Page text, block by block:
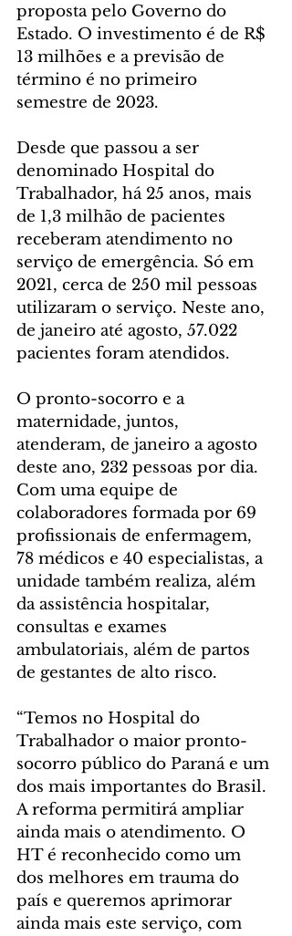
proposta pelo Governo do
Estado. O investimento é de R$
13 milhões e a previsão de
término é no primeiro
semestre de 2023.
Desde que passou a ser
denominado Hospital do
Trabalhador, há 25 anos, mais
de 1,3 milhão de pacientes
receberam atendimento no
serviço de emergência. Só em
2021, cerca de 250 mil pessoas
utilizaram o serviço. Neste ano,
de janeiro até agosto, 57.022
pacientes foram atendidos.
O pronto-socorro e a
maternidade, juntos,
atenderam, de janeiro a agosto
deste ano, 232 pessoas por dia.
Com uma equipe de
colaboradores formada por 69
profissionais de enfermagem,
78 médicos e 40 especialistas, a
unidade também realiza, além
da assistência hospitalar,
consultas e exames
ambulatoriais, além de partos
de gestantes de alto risco.
“Temos no Hospital do
Trabalhador o maior pronto-
socorro público do Paraná e um
dos mais importantes do Brasil.
A reforma permitirá ampliar
ainda mais o atendimento. O
HT é reconhecido como um
dos melhores em trauma do
país e queremos aprimorar
ainda mais este serviço, com